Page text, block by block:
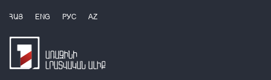
ՀԱՅ ENG РУС AZ